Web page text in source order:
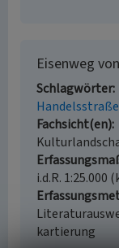
Eisenweg
Schlagwörter
Handelsstraße
Fachsicht(en)
i.d.R. 1:25.000
kartierung